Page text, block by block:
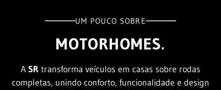
UM POUCO SOBRE
MOTORHOMES.
A SR transforma veículos em casas sobre rodas
completas, unindo conforto, funcionalidade e design